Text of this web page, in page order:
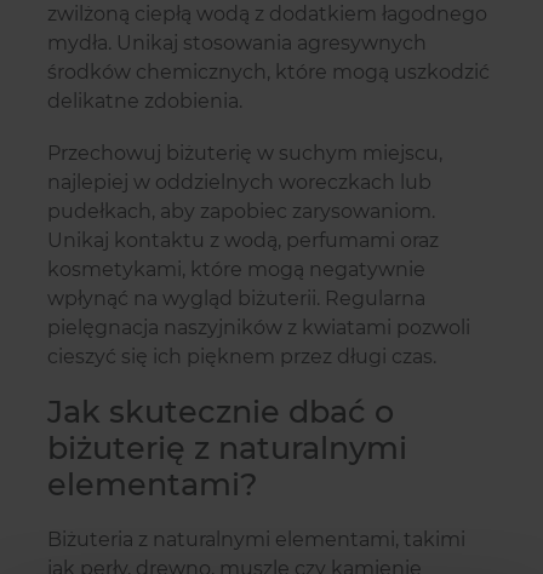
zwilżoną ciepłą wodą z dodatkiem łagodnego
mydła. Unikaj stosowania agresywnych
środków chemicznych, które mogą uszkodzić
delikatne zdobienia.
Przechowuj biżuterię w suchym miejscu,
najlepiej w oddzielnych woreczkach lub
pudełkach, aby zapobiec zarysowaniom.
Unikaj kontaktu z wodą, perfumami oraz
kosmetykami, które mogą negatywnie
wpłynąć na wygląd biżuterii. Regularna
pielęgnacja naszyjników z kwiatami pozwoli
cieszyć się ich pięknem przez długi czas.
Jak skutecznie dbać o
biżuterię z naturalnymi
elementami?
Biżuteria z naturalnymi elementami, takimi
jak perły, drewno, muszle czy kamienie